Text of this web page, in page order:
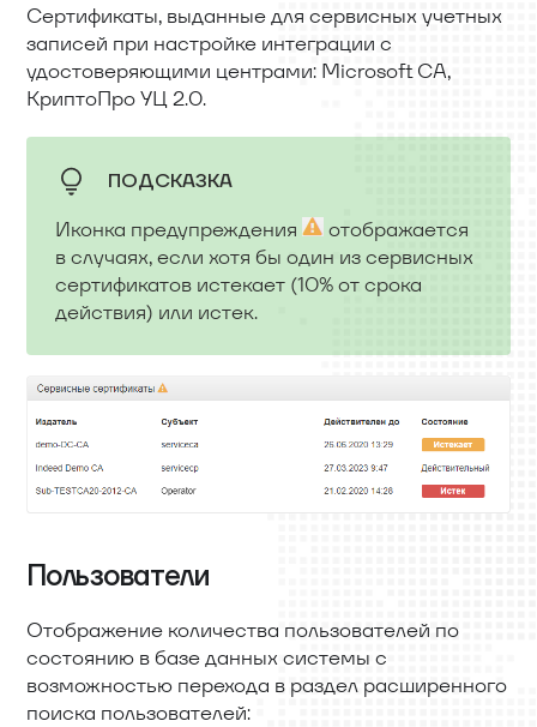
Сертификаты, выданные для сервисных учетных
записей при настройке интеграции с
удостоверяющими центрами: Microsoft CA,
КриптоПро УЦ 2.0.
ПОДСКАЗКА
Иконка предупреждения
отображается
в случаях, если хотя бы один из сервисных
сертификатов истекает (10% от срока
действия) или истек.
Пользователи
Отображение количества пользователей по
состоянию в базе данных системы с
возможностью перехода в раздел расширенного
поиска пользователей: